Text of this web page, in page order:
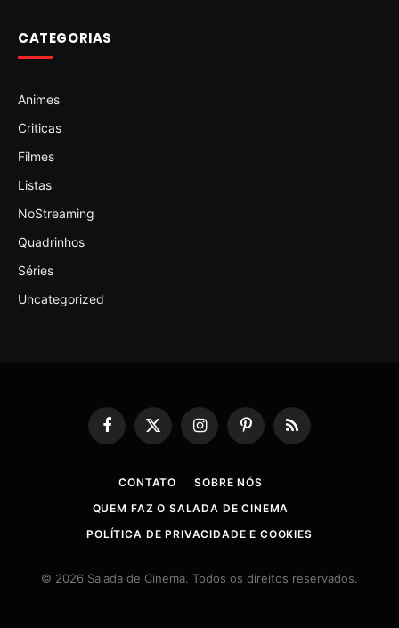
CATEGORIAS
Animes
Criticas
Filmes
Listas
NoStreaming
Quadrinhos
Séries
Uncategorized
Facebook
X
InstagramPinterestRSS
CONTATO
SOBRE NÓS
QUEM FAZ O SALADA DE CINEMA
POLÍTICA DE PRIVACIDADE E COOKIES
© 2026 Salada de Cinema. Todos os direitos reservados.